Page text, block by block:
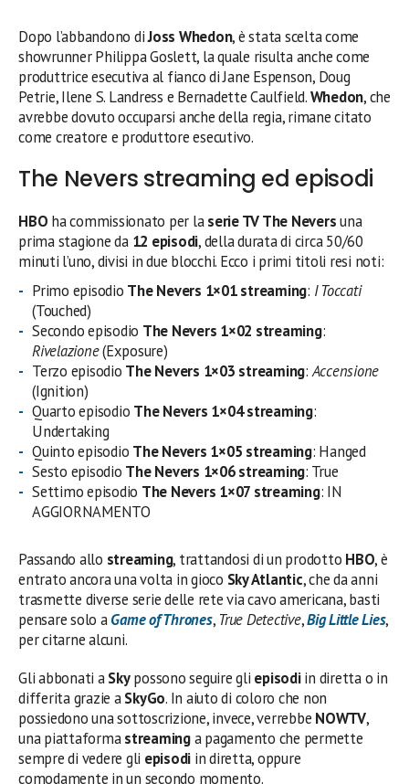
Dopo l’abbandono diJoss Whedon, è stata scelta come
showrunner Philippa Goslett, la quale risulta anche come
produttrice esecutiva al fianco di Jane Espenson, Doug
Petrie, Ilene S. Landress e Bernadette Caulfield.Whedon, che
avrebbe dovuto occuparsi anche della regia, rimane citato
come creatore e produttore esecutivo.
The Nevers streaming ed episodi
HBO ha commissionato per laserie TV The Neversuna
prima stagione da 12 episodi, della durata di circa 50/60
minuti l’uno, divisi in due blocchi. Ecco i primi titoli resi noti:
Primo episodio The Nevers 1×01 streaming: I Toccati
(Touched)
Secondo episodio The Nevers 1×02 streaming:
Rivelazione(Exposure)
Terzo episodio The Nevers 1×03 streaming:Accensione
(Ignition)
Quarto episodio The Nevers 1×04 streaming:
Undertaking
Quinto episodio The Nevers 1×05 streaming: Hanged
Sesto episodio The Nevers 1×06 streaming: True
Settimo episodio The Nevers 1×07 streaming: IN
AGGIORNAMENTO
Passando allo streaming, trattandosi di un prodotto HBO, è
entrato ancora una volta in gioco Sky Atlantic, che da anni
trasmette diverse serie delle rete via cavo americana, basti
pensare solo aGame of Thrones, True Detective,Big Little Lies,
per citarne alcuni.
Gli abbonati aSkypossono seguire gli episodiin diretta o in
differita grazie aSkyGo. In aiuto di coloro che non
possiedono una sottoscrizione, invece, verrebbe NOWTV,
una piattaformastreaminga pagamento che permette
sempre di vedere gli episodi in diretta, oppure
comodamente in un secondo momento.